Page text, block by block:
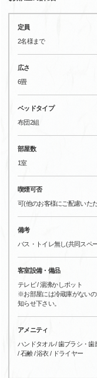
定員
2名様まで
広さ
6畳
ベッドタイプ
布団2組
部屋数
1室
喫煙可否
可(他のお客様にご配慮いた
備考
バス・トイレ無し(共同スペ
客室設備・備品
テレビ / 湯沸かしポット
※お部屋には冷蔵庫がない
知らせ下さい。
アメニティ
ハンドタオル / 歯ブラシ・歯
/ 石鹸 / 浴衣 / ドライヤー